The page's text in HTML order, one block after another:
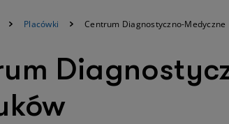
Placówki Centrum Diagnostyczno-Medyczne